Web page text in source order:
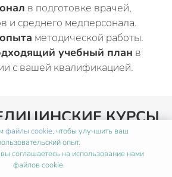
в подготовке врачей,
и среднего медперсонала.
методической работы.
учебный план в
с вашей квалификацией.
КУРСЫ
МЕДИЦИНСКИХ
В
файлы cookie, чтобы улучшить ваш
опыт.
соглашаетесь на использование нами
файлов cookie.